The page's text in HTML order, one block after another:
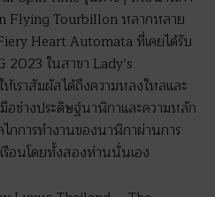
Flying Tourbillon หลากหลาย
Heart Automata ที่เคยได้รับ
2023 ในสาขา Lady’s
ราสัมผัสได้ถึงความหลงใหลและ
ช่างประดิษฐ์นาฬิกาและความหลัก
กการทำงานของนาฬิกาผ่านการ
เรือนโดยทั้งสองท่านนั่นเอง